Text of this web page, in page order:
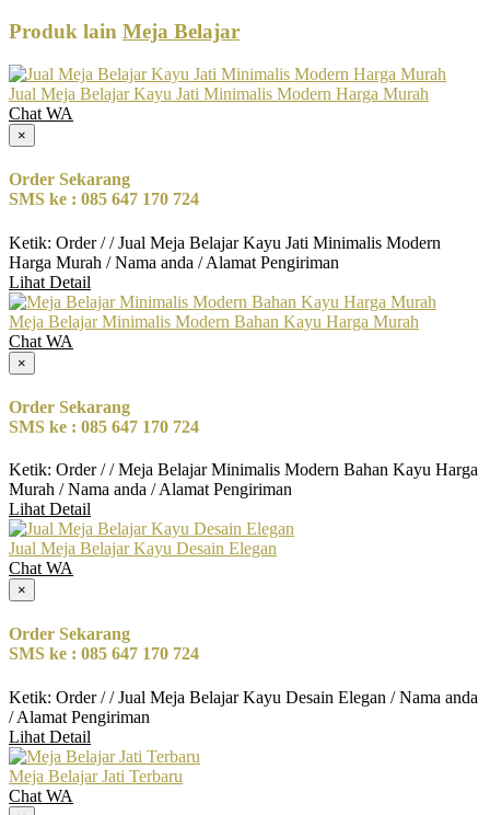
Produk lain Meja Belajar
Jual Meja Belajar Kayu Jati Minimalis Modern Harga Murah
Chat WA
×
Order Sekarang
SMS ke : 085 647 170 724
Ketik: Order / / Jual Meja Belajar Kayu Jati Minimalis Modern
Harga Murah / Nama anda / Alamat Pengiriman
Lihat Detail
Meja Belajar Minimalis Modern Bahan Kayu Harga Murah
Chat WA
×
Order Sekarang
SMS ke : 085 647 170 724
Ketik: Order / / Meja Belajar Minimalis Modern Bahan Kayu Harga
Murah / Nama anda / Alamat Pengiriman
Lihat Detail
Jual Meja Belajar Kayu Desain Elegan
Chat WA
×
Order Sekarang
SMS ke : 085 647 170 724
Ketik: Order / / Jual Meja Belajar Kayu Desain Elegan / Nama anda
/ Alamat Pengiriman
Lihat Detail
Meja Belajar Jati Terbaru
Chat WA